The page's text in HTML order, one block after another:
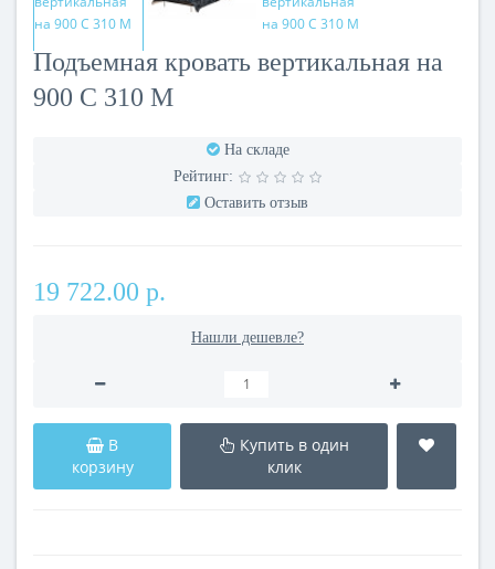
Подъемная кровать вертикальная на
900 С 310 М
На складе
Рейтинг:
Оставить отзыв
19 722.00 р.
Нашли дешевле?
В
корзину
Купить в один
клик